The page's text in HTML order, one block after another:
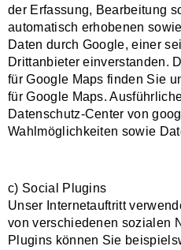
der Erfassung, Bearbeitung
automatisch erhobenen
Daten durch Google, einer
Drittanbieter einverstanden.
für Google Maps finden Sie
für Google Maps.
Datenschutz-Center von
Wahlmöglichkeiten sowie
c) Social Plugins
Unser Internetauftritt
von verschiedenen sozialen
Plugins können Sie